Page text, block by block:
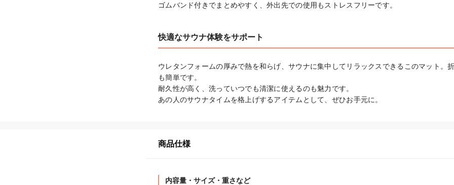
ゴムバンド付きでまとめやすく、外出先での使用もストレスフリーです。
快適なサウナ体験をサポート
ウレタンフォームの厚みで熱を和らげ、サウナに集中してリラックスできるこのマット。
も簡単です。
耐久性が高く、洗っていつでも清潔に使えるのも魅力です。
あの人のサウナタイムを格上げするアイテムとして、ぜひお手元に。
商品仕様
内容量・サイズ・重さなど